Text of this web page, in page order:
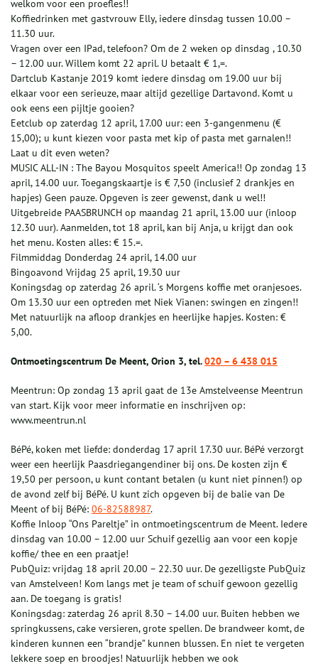
welkom voor een proefles!!
Koffiedrinken met gastvrouw Elly, iedere dinsdag tussen 10.00 –
11.30 uur.
Vragen over een IPad, telefoon? Om de 2 weken op dinsdag , 10.30
– 12.00 uur. Willem komt 22 april. U betaalt € 1,=.
Dartclub Kastanje 2019 komt iedere dinsdag om 19.00 uur bij
elkaar voor een serieuze, maar altijd gezellige Dartavond. Komt u
ook eens een pijltje gooien?
Eetclub op zaterdag 12 april, 17.00 uur: een 3-gangenmenu (€
15,00); u kunt kiezen voor pasta met kip of pasta met garnalen!!
Laat u dit even weten?
MUSIC ALL-IN : The Bayou Mosquitos speelt America!! Op zondag 13
april, 14.00 uur. Toegangskaartje is € 7,50 (inclusief 2 drankjes en
hapjes) Geen pauze. Opgeven is zeer gewenst, dank u wel!!
Uitgebreide PAASBRUNCH op maandag 21 april, 13.00 uur (inloop
12.30 uur). Aanmelden, tot 18 april, kan bij Anja, u krijgt dan ook
het menu. Kosten alles: € 15.=.
Filmmiddag Donderdag 24 april, 14.00 uur
Bingoavond Vrijdag 25 april, 19.30 uur
Koningsdag op zaterdag 26 april. ‘s Morgens koffie met oranjesoes.
Om 13.30 uur een optreden met Niek Vianen: swingen en zingen!!
Met natuurlijk na afloop drankjes en heerlijke hapjes. Kosten: €
5,00.
Ontmoetingscentrum De Meent, Orion 3, tel.020 – 6 438 015
Meentrun: Op zondag 13 april gaat de 13e Amstelveense Meentrun
van start. Kijk voor meer informatie en inschrijven op:
www.meentrun.nl
BéPé, koken met liefde: donderdag 17 april 17.30 uur. BéPé verzorgt
weer een heerlijk Paasdriegangendiner bij ons. De kosten zijn €
19,50 per persoon, u kunt contant betalen (u kunt niet pinnen!) op
de avond zelf bij BéPé. U kunt zich opgeven bij de balie van De
Meent of bij BéPé: 06-82588987.
Koffie Inloop “Ons Pareltje” in ontmoetingscentrum de Meent. Iedere
dinsdag van 10.00 – 12.00 uur Schuif gezellig aan voor een kopje
koffie/ thee en een praatje!
PubQuiz: vrijdag 18 april 20.00 – 22.30 uur. De gezelligste PubQuiz
van Amstelveen! Kom langs met je team of schuif gewoon gezellig
aan. De toegang is gratis!
Koningsdag: zaterdag 26 april 8.30 – 14.00 uur. Buiten hebben we
springkussens, cake versieren, grote spellen. De brandweer komt, de
kinderen kunnen een “brandje” kunnen blussen. En niet te vergeten
lekkere soep en broodjes! Natuurlijk hebben we ook